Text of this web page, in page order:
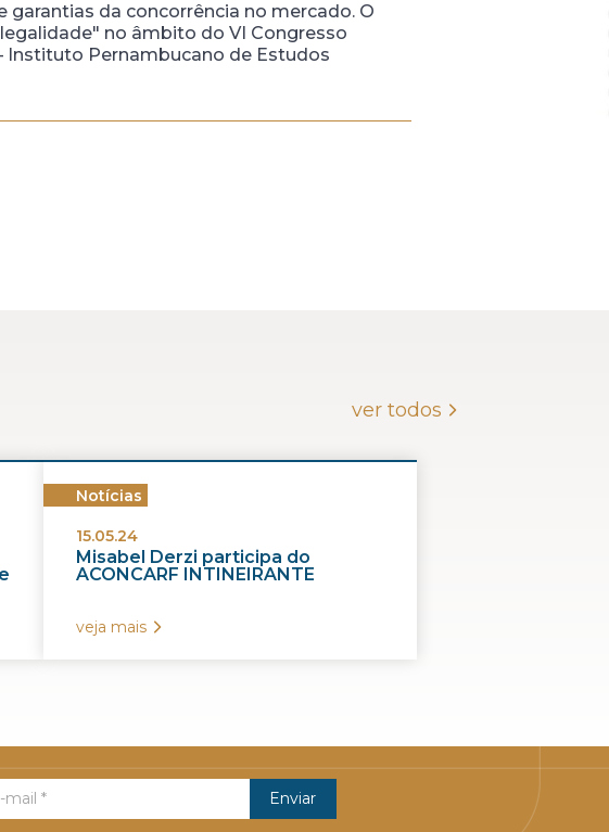
garantias da concorrência no mercado. O
no âmbito do VI Congresso
Instituto Pernambucano de Estudos
ver todos
Notícias
15.05.24
Misabel Derzi participa do
ACONCARF INTINEIRANTE
veja mais